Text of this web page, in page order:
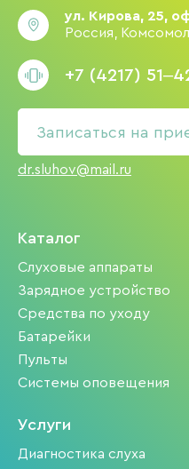
ул. Кирова, 25,
Россия,
+7 (4217)
Записаться на
dr.sluhov@mail.ru
Каталог
Слуховые аппараты
Зарядное устройство
Средства по уходу
Батарейки
Пульты
Системы оповещения
Услуги
Диагностика слуха